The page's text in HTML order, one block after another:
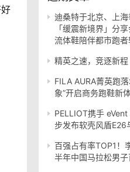
迪桑特于北京、上
「缓震新境界」分
流体鞋陪伴都市跑
精英之速，竞逐新程
FILA AURA菁英跑
象”开启商务跑鞋新
PELLIOT携手
步发布软壳风盾E26
百强占有率TOP1！
半年中国马拉松男